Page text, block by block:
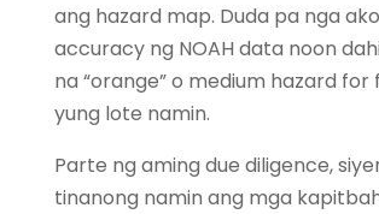
ang hazard map. Duda pa nga
accuracy ng NOAH data noon
na “orange” o medium hazard for
yung lote namin.
Parte ng aming due diligence,
tinanong namin ang mga